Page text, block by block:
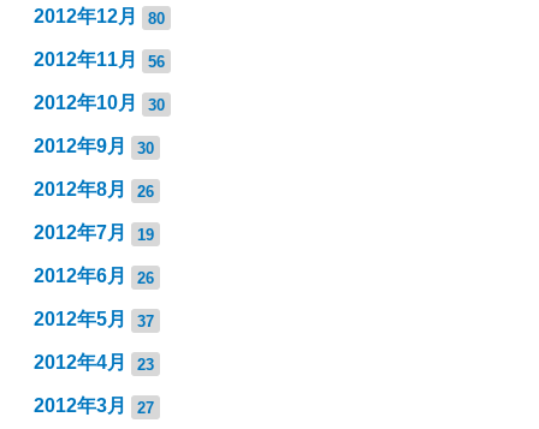
2012年12月 80
2012年11月 56
2012年10月 30
2012年9月 30
2012年8月 26
2012年7月 19
2012年6月 26
2012年5月 37
2012年4月 23
2012年3月 27